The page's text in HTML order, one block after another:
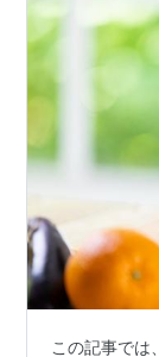
この記事では